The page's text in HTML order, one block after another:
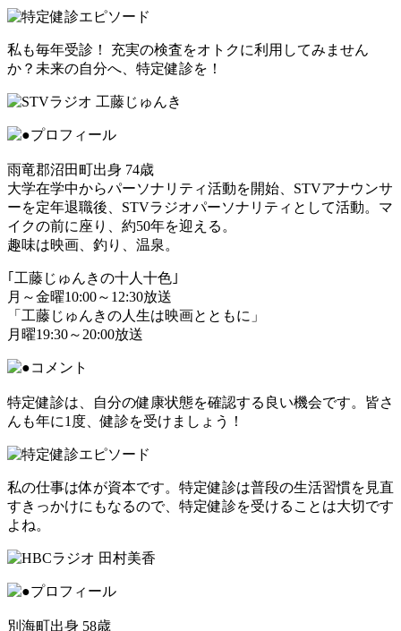
私も毎年受診！ 充実の検査をオトクに利用してみません
か？未来の自分へ、特定健診を！
雨竜郡沼田町出身 74歳
大学在学中からパーソナリティ活動を開始、STVアナウンサ
ーを定年退職後、STVラジオパーソナリティとして活動。マ
イクの前に座り、約50年を迎える。
趣味は映画、釣り、温泉。
｢工藤じゅんきの十人十色｣
月～金曜10:00～12:30放送
「工藤じゅんきの人生は映画とともに」
月曜19:30～20:00放送
特定健診は、自分の健康状態を確認する良い機会です。皆さ
んも年に1度、健診を受けましょう！
私の仕事は体が資本です。特定健診は普段の生活習慣を見直
すきっかけにもなるので、特定健診を受けることは大切です
よね。
別海町出身 58歳